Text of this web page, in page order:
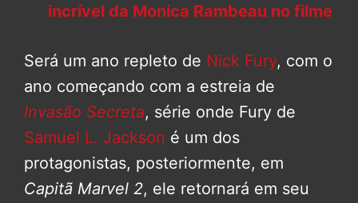
incrível da Monica Rambeau no filme
Será um ano repleto de Nick Fury, com o
ano começando com a estreia de
Invasão Secreta, série onde Fury de
Samuel L. Jackson é um dos
protagonistas, posteriormente, em
Capitã Marvel 2, ele retornará em seu